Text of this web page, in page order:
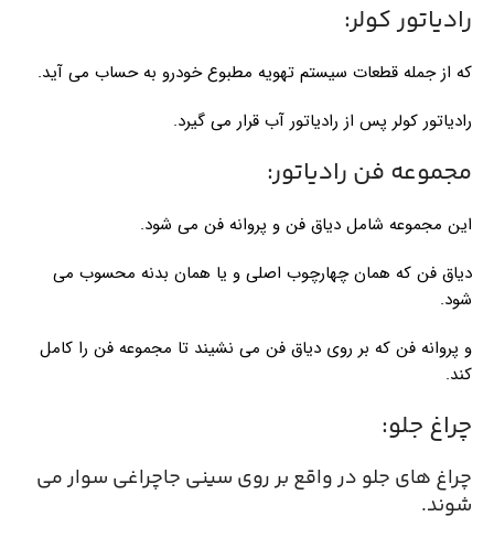
رادیاتور کولر:
که از جمله قطعات سیستم تهویه مطبوع خودرو به حساب می آید.
رادیاتور کولر پس از رادیاتور آب قرار می گیرد.
مجموعه فن رادیاتور:
این مجموعه شامل دیاق فن و پروانه فن می شود.
دیاق فن که همان چهارچوب اصلی و یا همان بدنه محسوب می
شود.
و پروانه فن که بر روی دیاق فن می نشیند تا مجموعه فن را کامل
کند.
چراغ جلو:
چراغ های جلو در واقع بر روی سینی جاچراغی سوار می
شوند.